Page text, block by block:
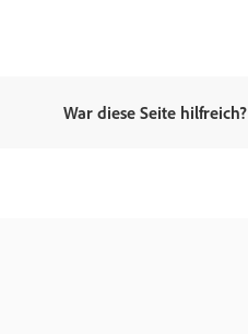
War diese Seite hilfreich?